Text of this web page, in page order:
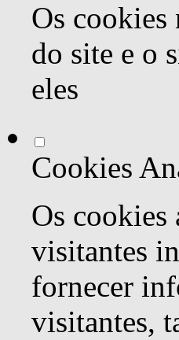
Os cookies
do site e o
eles
Cookies
Os cookies
visitantes
fornecer
visitantes,